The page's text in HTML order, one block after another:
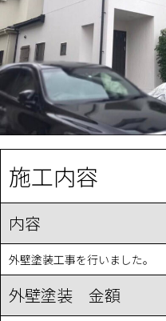
施工内容
内容
外壁塗装工事を行いました。
外壁塗装 金額